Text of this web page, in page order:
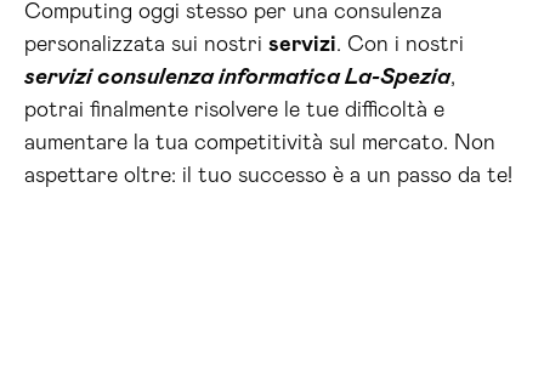
Computing oggi stesso per una consulenza
personalizzata sui nostri servizi. Con i nostri
servizi consulenza informatica La-Spezia,
potrai finalmente risolvere le tue difficoltà e
aumentare la tua competitività sul mercato. Non
aspettare oltre: il tuo successo è a un passo da te!